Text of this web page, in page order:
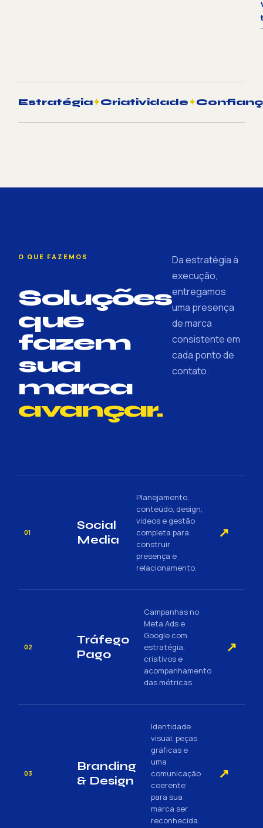
Estratégia✦Criatividade✦
O QUE FAZEMOS
Soluções
que
fazem
sua
marca
avançar.
Da estratégia à
execução,
entregamos
uma presença
de marca
consistente em
cada ponto de
contato.
01
Social
Media
Planejamento,
conteúdo, design,
vídeos e gestão
completa para
construir
presença e
relacionamento.
↗
02
Tráfego
Pago
Campanhas no
Meta Ads e
Google com
estratégia,
criativos e
acompanhamento
das métricas.
↗
03
Branding
& Design
Identidade
visual, peças
gráficas e
uma
comunicação
coerente
para sua
marca ser
reconhecida.
↗